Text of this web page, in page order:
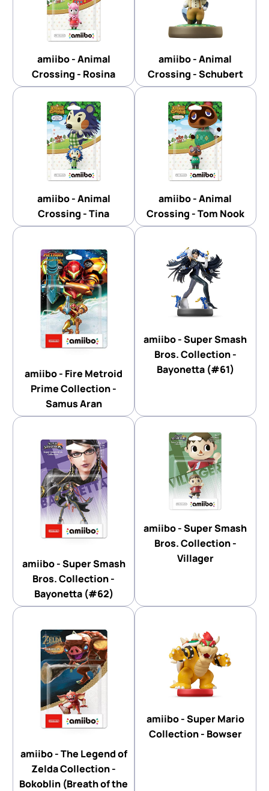
amiibo - Animal
Crossing - Rosina
amiibo - Animal
Crossing - Schubert
amiibo - Animal
Crossing - Tina
amiibo - Animal
Crossing - Tom Nook
amiibo - Fire Metroid
Prime Collection -
Samus Aran
amiibo - Super Smash
Bros. Collection -
Bayonetta (#61)
amiibo - Super Smash
Bros. Collection -
Bayonetta (#62)
amiibo - Super Smash
Bros. Collection -
Villager
amiibo - The Legend of
Zelda Collection -
Bokoblin (Breath of the
amiibo - Super Mario
Collection - Bowser